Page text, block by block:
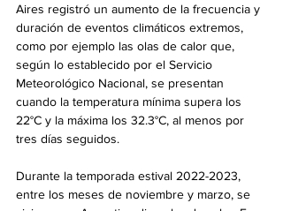
Aires registró un aumento de la frecuencia y
duración de eventos climáticos extremos,
como por ejemplo las olas de calor que,
según lo establecido por el Servicio
Meteorológico Nacional, se presentan
cuando la temperatura mínima supera los
22°C y la máxima los 32.3°C, al menos por
tres días seguidos.
Durante la temporada estival 2022-2023,
entre los meses de noviembre y marzo, se